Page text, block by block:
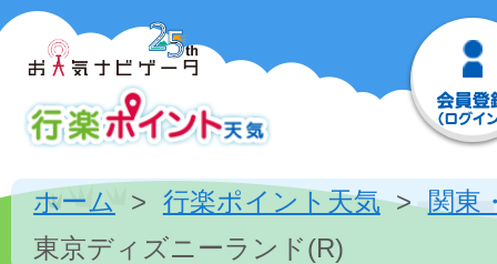
ホーム 行楽ポイント天気
関東
東京ディズニーランド(R)